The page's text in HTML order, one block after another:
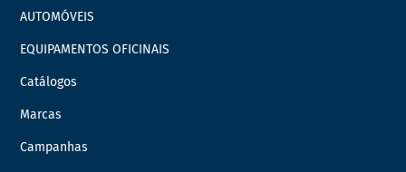
AUTOMÓVEIS
EQUIPAMENTOS OFICINAIS
Catálogos
Marcas
Campanhas